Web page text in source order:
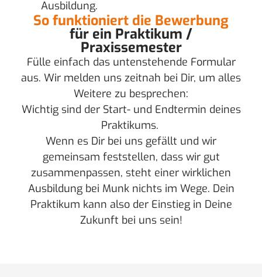
Ausbildung.
So funktioniert die Bewerbung
für ein Praktikum /
Praxissemester
Fülle einfach das untenstehende Formular
aus. Wir melden uns zeitnah bei Dir, um alles
Weitere zu besprechen:
Wichtig sind der Start- und Endtermin deines
Praktikums.
Wenn es Dir bei uns gefällt und wir
gemeinsam feststellen, dass wir gut
zusammenpassen, steht einer wirklichen
Ausbildung bei Munk nichts im Wege. Dein
Praktikum kann also der Einstieg in Deine
Zukunft bei uns sein!